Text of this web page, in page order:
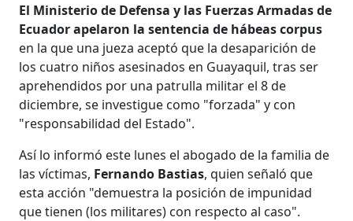
El Ministerio de Defensa y las Fuerzas Armadas de
Ecuador apelaron la sentencia de hábeas corpus
en la que una jueza aceptó que la desaparición de
los cuatro niños asesinados en Guayaquil, tras ser
aprehendidos por una patrulla militar el 8 de
diciembre, se investigue como "forzada" y con
"responsabilidad del Estado".
Así lo informó este lunes el abogado de la familia de
las víctimas, Fernando Bastias, quien señaló que
esta acción "demuestra la posición de impunidad
que tienen (los militares) con respecto al caso".